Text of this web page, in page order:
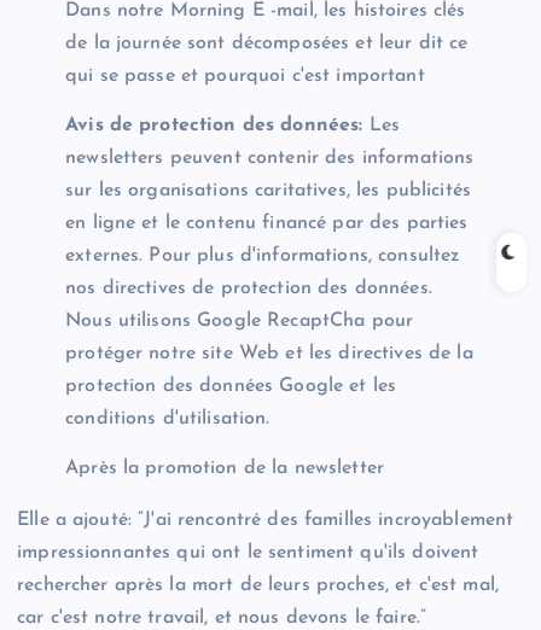
Dans notre Morning E -mail, les histoires clés
de la journée sont décomposées et leur dit ce
qui se passe et pourquoi c'est important
Avis de protection des données: Les
newsletters peuvent contenir des informations
sur les organisations caritatives, les publicités
en ligne et le contenu financé par des parties
externes. Pour plus d'informations, consultez
nos directives de protection des données.
Nous utilisons Google RecaptCha pour
protéger notre site Web et les directives de la
protection des données Google et les
conditions d'utilisation.
Après la promotion de la newsletter
Elle a ajouté: “J'ai rencontré des familles incroyablement
impressionnantes qui ont le sentiment qu'ils doivent
rechercher après la mort de leurs proches, et c'est mal,
car c'est notre travail, et nous devons le faire.”